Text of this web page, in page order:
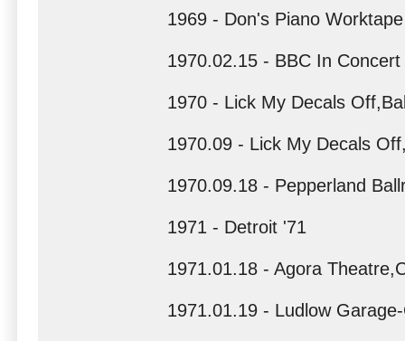
1969 - Don's Piano Worktape
1970.02.15 - BBC In Concert
1970 - Lick My Decals
1970.09 - Lick My Decals
1970.09.18 - Pepperland
1971 - Detroit '71
1971.01.18 - Agora
1971.01.19 - Ludlow